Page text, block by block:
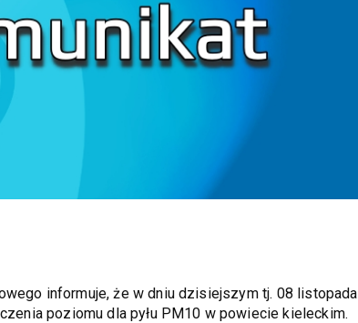
informuje, że w dniu dzisiejszym tj. 08 listopada
poziomu dla pyłu PM10 w powiecie kieleckim.